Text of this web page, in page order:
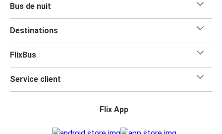
Bus de nuit
Destinations
FlixBus
Service client
Flix App